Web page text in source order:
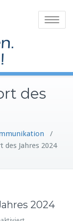
Toggle
des
/
des Jahres 2024
2024